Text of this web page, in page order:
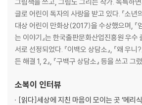
글로 어린이 독자의 사랑을 받고 있다. 『소년
대상 어린이 만화상(2017)을 수상했으며, 『
는 이야기』는 한국출판문화산업진흥원 우
서로 선정되었다. 『이백오 상담소』, 『왜 우니
든 해결 1, 2』, 『구백구 상담소』 등을 쓰고 그
소복이 인터뷰
[읽다]세상에 지친 마음이 모이는 곳 ‘메리